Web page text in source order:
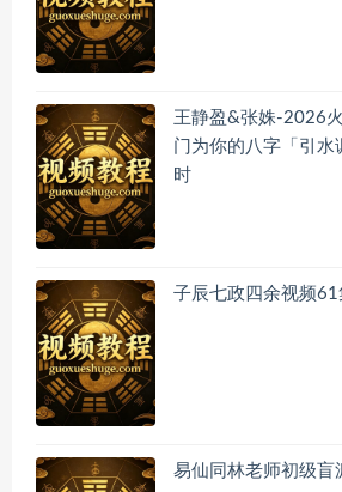
王静盈&张姝-2026
门为你的八字「引
时
子辰七政四余视频
易仙同林老师初级盲